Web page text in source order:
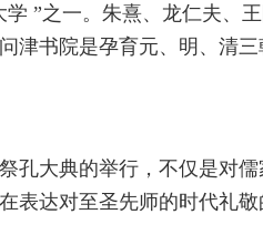
”之一。朱熹、龙仁夫、
津书院是孕育元、明、清
孔大典的举行，不仅是对
表达对至圣先师的时代礼